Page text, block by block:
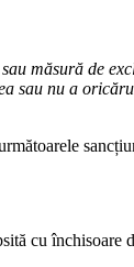
măsură de
sau nu a
cu închisoare